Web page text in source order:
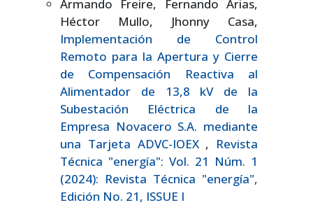
Armando Freire, Fernando Arias,
Héctor Mullo, Jhonny Casa,
Implementación de Control
Remoto para la Apertura y Cierre
de Compensación Reactiva al
Alimentador de 13,8 kV de la
Subestación Eléctrica de la
Empresa Novacero S.A. mediante
una Tarjeta ADVC-IOEX , Revista
Técnica "energía": Vol. 21 Núm. 1
(2024): Revista Técnica "energía",
Edición No. 21, ISSUE I